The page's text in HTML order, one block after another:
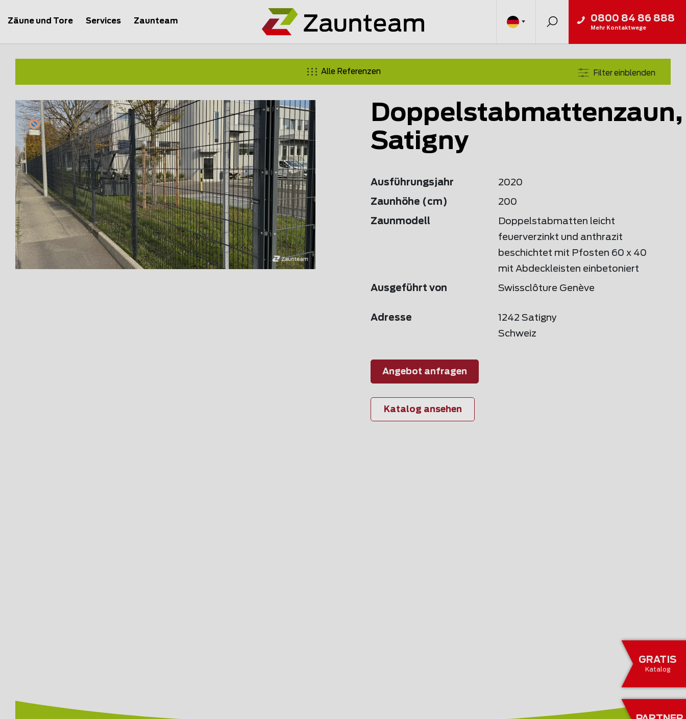
GRATIS
Katalog
Zäune und Tore Services Zaunteam 0800 84 86 888
Mehr Kontaktwege
Alle Referenzen Filter einblenden
Doppelstabmattenzaun,
Satigny
Ausführungsjahr 2020
Zaunhöhe (cm) 200
Zaunmodell
Doppelstabmatten leicht
feuerverzinkt und anthrazit
beschichtet mit Pfosten 60 x 40
mit Abdeckleisten einbetoniert
Ausgeführt von Swissclôture Genève
Adresse
1242 Satigny
Schweiz
Angebot anfragen
Katalog ansehen